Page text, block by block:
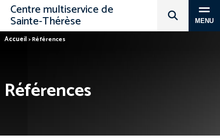
Centre multiservice de
Sainte‑Thérèse MENU
Accueil > Références
Références